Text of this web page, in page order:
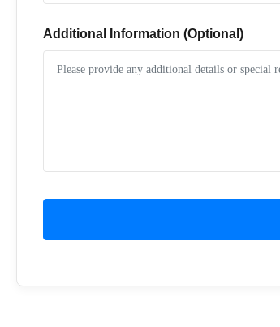
Additional Information (Optional)